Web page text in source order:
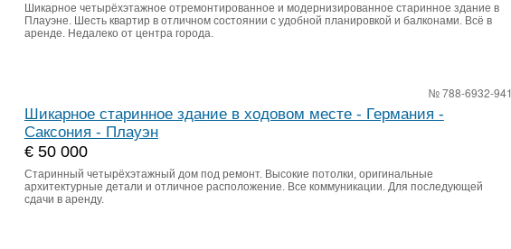
Шикарное четырёхэтажное отремонтированное и модернизированное старинное здание в
Плауэне. Шесть квартир в отличном состоянии с удобной планировкой и балконами. Всё в
аренде. Недалеко от центра города.
№ 788-6932-941
Шикарное старинное здание в ходовом месте - Германия -
Саксония - Плауэн
€ 50 000
Старинный четырёхэтажный дом под ремонт. Высокие потолки, оригинальные
архитектурные детали и отличное расположение. Все коммуникации. Для последующей
сдачи в аренду.